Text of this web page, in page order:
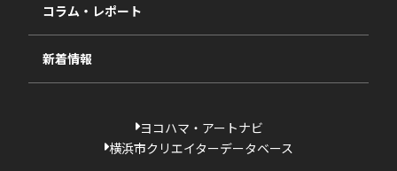
過去の採択一覧
コラム・レポート
新着情報
ヨコハマ・アートナビ
横浜市クリエイターデータベース